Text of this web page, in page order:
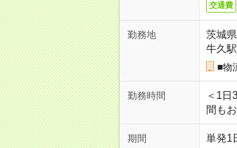
交通費
勤務地
茨城
牛久
■物
勤務時間
＜1
間も
期間 単発1